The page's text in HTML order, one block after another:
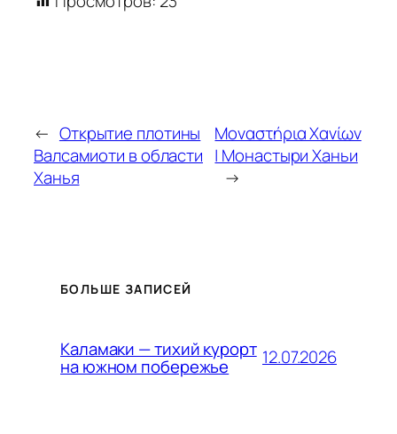
← Открытие плотины
Валсамиоти в области
Ханья
Μοναστήρια Χανίων
| Монастыри Ханьи
→
БОЛЬШЕ ЗАПИСЕЙ
Каламаки — тихий курорт
на южном побережье 12.07.2026